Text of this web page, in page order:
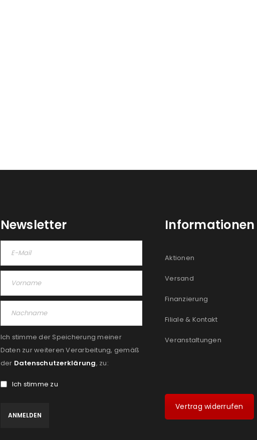
Newsletter
Ich stimme der Speicherung meiner
Daten zur weiteren Verarbeitung, gemäß
der Datenschutzerklärung, zu:
Ich stimme zu
Informationen
Aktionen
Versand
Finanzierung
Filiale & Kontakt
Veranstaltungen
Vertrag widerrufen